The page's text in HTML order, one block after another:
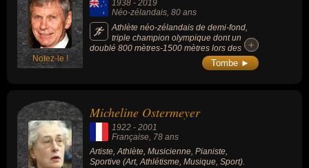
Notez-le !
1938 - 2019
Néo-zélandais, 80 ans
Athlète néo-zélandais de demi-fond,
triple champion olympique dont un
doublé 800 mètres-1500 mètres lors des
+
+
Tombe ►
Micheline Ostermeyer
1922 - 2001
Française , 78 ans
Artiste, Athlète, Musicienne, Pianiste,
Sportive (Art, Athlétisme, Musique, Sport).